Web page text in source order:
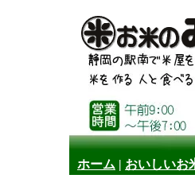
ホーム | おいしいお